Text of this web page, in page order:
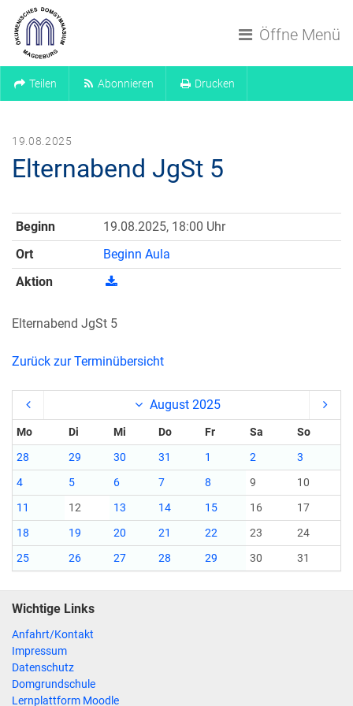
Öffne Menü
Teilen Abonnieren Drucken
19.08.2025
Elternabend JgSt 5
Beginn
19.08.2025, 18:00 Uhr
Ort
Beginn Aula
Aktion
Elternabend JgSt 5
Zurück zur Terminübersicht
August 2025
Mo Di Mi Do Fr Sa
So
28
29 30 31 1 2
3
4
5 6 7 8 9
10
11
12 13 14 15 16
17
18
19 20 21 22 23
24
25
26 27 28 29 30 31
Wichtige Links
Anfahrt/Kontakt
Impressum
Datenschutz
Domgrundschule
Lernplattform Moodle